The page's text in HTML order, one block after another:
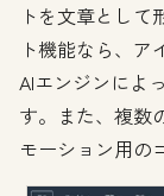
トを文章とし
ト機能なら、ア
AIエンジンによ
す。また、複数
モーション用の